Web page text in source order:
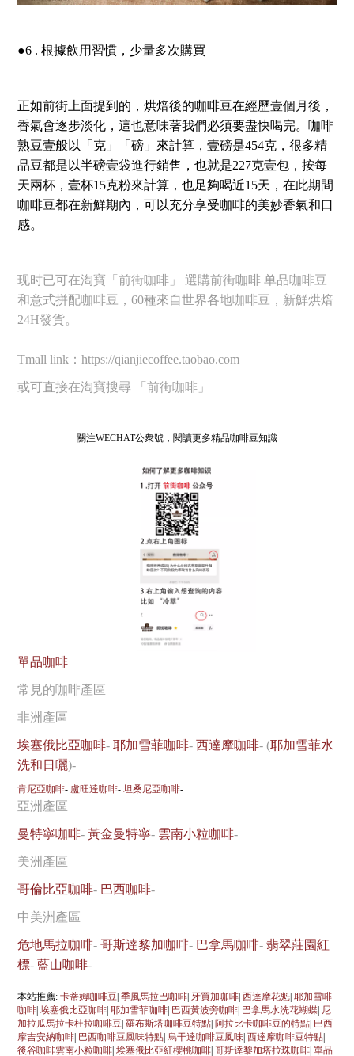
●6 . 根據飲用習慣，少量多次購買
正如前街上面提到的，烘焙後的咖啡豆在經歷壹個月後，
香氣會逐步淡化，這也意味著我們必須要盡快喝完。咖啡
熟豆壹般以「克」「磅」來計算，壹磅是454克，很多精
品豆都是以半磅壹袋進行銷售，也就是227克壹包，按每
天兩杯，壹杯15克粉來計算，也足夠喝近15天，在此期間
咖啡豆都在新鮮期內，可以充分享受咖啡的美妙香氣和口
感。
现时已可在淘寶「前街咖啡」 選購前街咖啡 单品咖啡豆
和意式拼配咖啡豆，60種來自世界各地咖啡豆，新鮮烘焙
24H發貨。
Tmall link：https://qianjiecoffee.taobao.com
或可直接在淘寶搜尋 「前街咖啡」
關注WECHAT公衆號，閱讀更多精品咖啡豆知識
單品咖啡
常見的咖啡產區
非洲產區
埃塞俄比亞咖啡-耶加雪菲咖啡-西達摩咖啡- (耶加雪菲水
洗和日曬)-
肯尼亞咖啡- 盧旺達咖啡-坦桑尼亞咖啡-
亞洲產區
曼特寧咖啡-黃金曼特寧- 雲南小粒咖啡-
美洲產區
哥倫比亞咖啡- 巴西咖啡-
中美洲產區
危地馬拉咖啡-哥斯達黎加咖啡- 巴拿馬咖啡-翡翠莊園紅
標-藍山咖啡-
本站推薦:卡蒂姆咖啡豆 |季風馬拉巴咖啡 牙買加咖啡 |西達摩花魁 |耶加雪啡
咖啡 |埃塞俄比亞咖啡 |耶加雪菲咖啡 巴西黃波旁咖啡 巴拿馬水洗花蝴蝶 尼
加拉瓜馬拉卡杜拉咖啡豆 |羅布斯塔咖啡豆特點 阿拉比卡咖啡豆的特點 巴西
摩吉安納咖啡 巴西咖啡豆風味特點 |烏干達咖啡豆風味 |西達摩咖啡豆特點
後谷咖啡雲南小粒咖啡 |埃塞俄比亞紅櫻桃咖啡 |哥斯達黎加塔拉珠咖啡 |單品